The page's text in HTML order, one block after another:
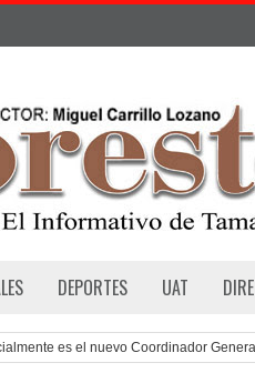
DEPORTES UAT
es el nuevo Coordinador